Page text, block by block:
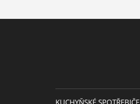
KUCHYŇSKÉ SPOTŘEBIČE